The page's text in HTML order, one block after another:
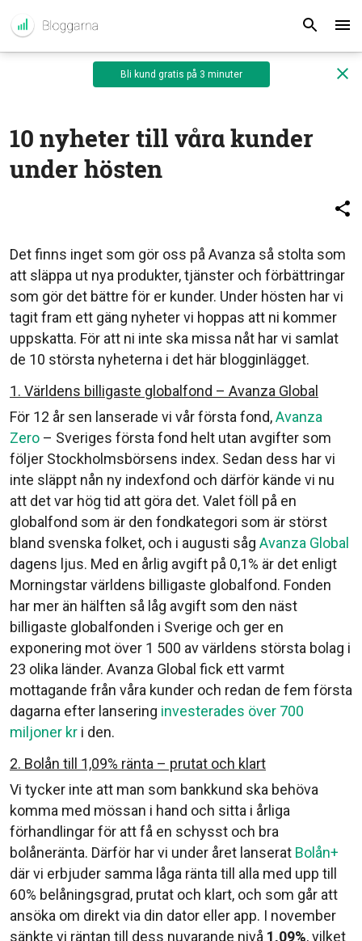
Bli kund gratis på 3 minuter
10 nyheter till våra kunder
under hösten
Det finns inget som gör oss på Avanza så stolta som
att släppa ut nya produkter, tjänster och förbättringar
som gör det bättre för er kunder. Under hösten har vi
tagit fram ett gäng nyheter vi hoppas att ni kommer
uppskatta. För att ni inte ska missa nåt har vi samlat
de 10 största nyheterna i det här blogginlägget.
1. Världens billigaste globalfond – Avanza Global
För 12 år sen lanserade vi vår första fond,Avanza
Zero – Sveriges första fond helt utan avgifter som
följer Stockholmsbörsens index. Sedan dess har vi
inte släppt nån ny indexfond och därför kände vi nu
att det var hög tid att göra det. Valet föll på en
globalfond som är den fondkategori som är störst
bland svenska folket, och i augusti såg Avanza Global
dagens ljus. Med en årlig avgift på 0,1% är det enligt
Morningstar världens billigaste globalfond. Fonden
har mer än hälften så låg avgift som den näst
billigaste globalfonden i Sverige och ger en
exponering mot över 1 500 av världens största bolag i
23 olika länder. Avanza Global fick ett varmt
mottagande från våra kunder och redan de fem första
dagarna efter lansering investerades över 700
miljoner kr i den.
2. Bolån till 1,09% ränta – prutat och klart
Vi tycker inte att man som bankkund ska behöva
komma med mössan i hand och sitta i årliga
förhandlingar för att få en schysst och bra
bolåneränta. Därför har vi under året lanserat Bolån+
där vi erbjuder samma låga ränta till alla med upp till
60% belåningsgrad, prutat och klart, och som går att
ansöka om direkt via din dator eller app. I november
sänkte vi räntan till dess nuvarande nivå 1,09%, vilket